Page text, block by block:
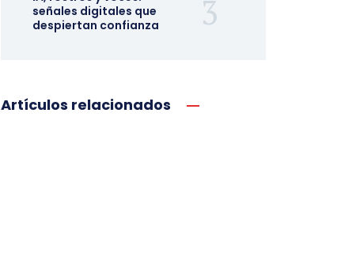
señales digitales que
despiertan confianza
Artículos relacionados